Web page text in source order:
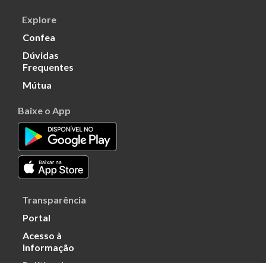
Explore
Confea
Dúvidas
Frequentes
Mútua
Baixe o App
Transparência
Portal
Acesso à
Informação